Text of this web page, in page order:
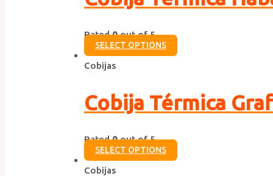
Rated0out of 5
SELECT OPTIONS
Cobijas
Cobija Térmica
Rated0out of 5
SELECT OPTIONS
Cobijas